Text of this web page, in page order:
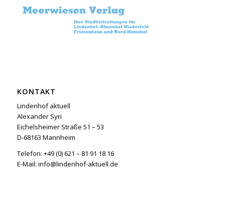
KONTAKT
Lindenhof aktuell
Alexander Syri
Eichelsheimer Straße 51 – 53
D-68163 Mannheim
Telefon: +49 (0) 621 – 81 91 18 16
E-Mail: info@lindenhof-aktuell.de